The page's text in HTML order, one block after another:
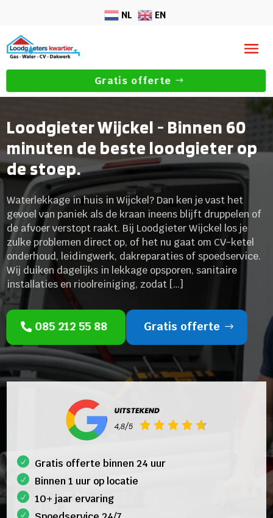
NL EN
Gratis offerte
Loodgieter Wijckel - Binnen 60
minuten de beste loodgieter op
de stoep.
Waterlekkage in huis in Wijckel? Dan ken je vast het
gevoel van paniek als de kraan ineens blijft druppelen of
de afvoer verstopt raakt. Bij Loodgieter Wijckel los je
zulke problemen direct op, of het nu gaat om CV-ketel
onderhoud, leidingwerk, dakreparaties of spoedservice.
Wij duiken dagelijks in lekkage opsporen, sanitaire
installaties en rioolreiniging, zodat […]
085 212 55 88 Gratis offerte
Gratis offerte binnen 24 uur
Binnen 1 uur op locatie
10+ jaar ervaring